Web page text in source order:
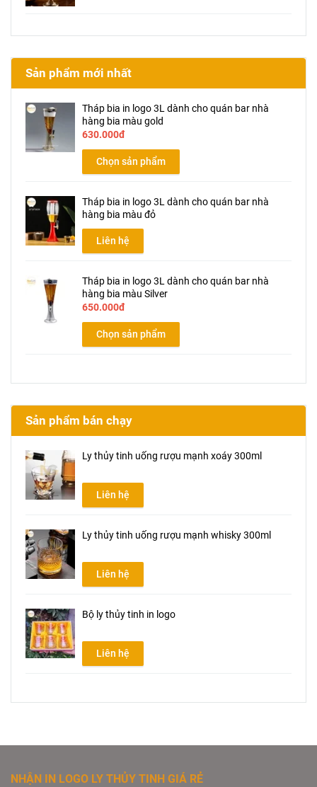
Sản phẩm mới nhất
Tháp bia in logo 3L dành cho quán bar nhà
hàng bia màu gold
630.000đ
Chọn sản phẩm
Tháp bia in logo 3L dành cho quán bar nhà
hàng bia màu đỏ
Liên hệ
Tháp bia in logo 3L dành cho quán bar nhà
hàng bia màu Silver
650.000đ
Chọn sản phẩm
Sản phẩm bán chạy
Ly thủy tinh uống rượu mạnh xoáy 300ml
Liên hệ
Ly thủy tinh uống rượu mạnh whisky 300ml
Liên hệ
Bộ ly thủy tinh in logo
Liên hệ
NHẬN IN LOGO LY THỦY TINH GIÁ RẺ